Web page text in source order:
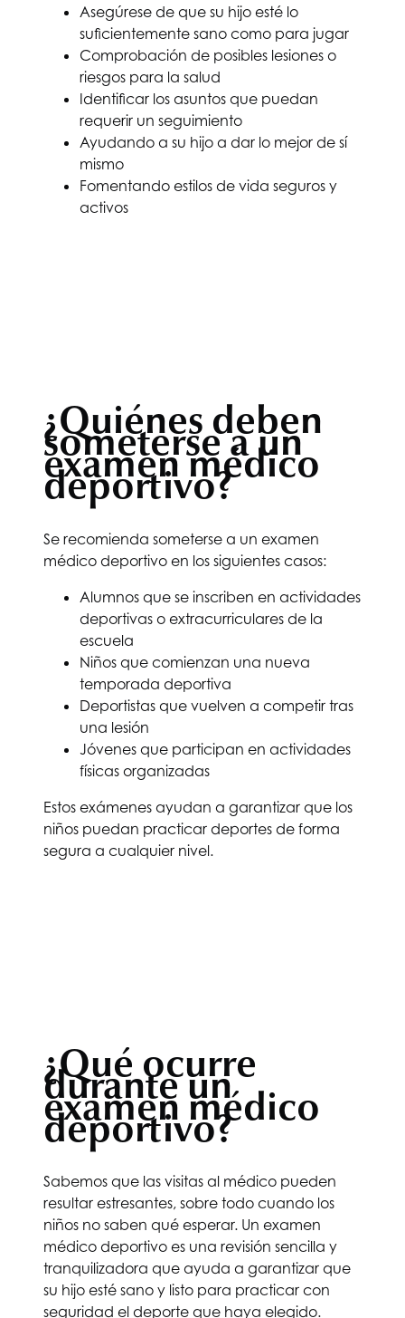
Asegúrese de que su hijo esté lo
suficientemente sano como para jugar
Comprobación de posibles lesiones o
riesgos para la salud
Identificar los asuntos que puedan
requerir un seguimiento
Ayudando a su hijo a dar lo mejor de sí
mismo
Fomentando estilos de vida seguros y
activos
¿Quiénes deben
someterse a un
examen médico
deportivo?
Se recomienda someterse a un examen
médico deportivo en los siguientes casos:
Alumnos que se inscriben en actividades
deportivas o extracurriculares de la
escuela
Niños que comienzan una nueva
temporada deportiva
Deportistas que vuelven a competir tras
una lesión
Jóvenes que participan en actividades
físicas organizadas
Estos exámenes ayudan a garantizar que los
niños puedan practicar deportes de forma
segura a cualquier nivel.
¿Qué ocurre
durante un
examen médico
deportivo?
Sabemos que las visitas al médico pueden
resultar estresantes, sobre todo cuando los
niños no saben qué esperar. Un examen
médico deportivo es una revisión sencilla y
tranquilizadora que ayuda a garantizar que
su hijo esté sano y listo para practicar con
seguridad el deporte que haya elegido.